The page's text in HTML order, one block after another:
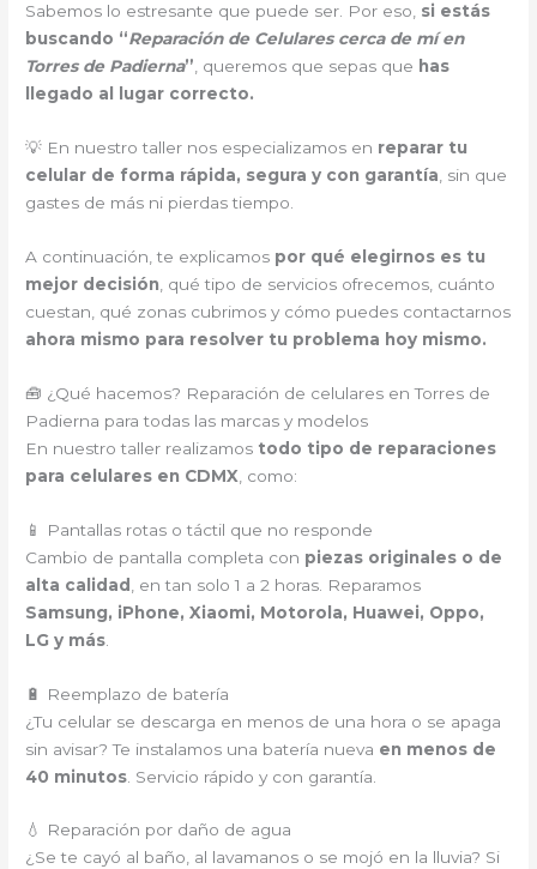
Sabemos lo estresante que puede ser. Por eso, si estás
buscando “Reparación de Celulares cerca de mí en
Torres de Padierna” , queremos que sepas que has
llegado al lugar correcto.
💡 En nuestro taller nos especializamos en reparar tu
celular de forma rápida, segura y con garantía , sin que
gastes de más ni pierdas tiempo.
A continuación, te explicamos por qué elegirnos es tu
mejor decisión , qué tipo de servicios ofrecemos, cuánto
cuestan, qué zonas cubrimos y cómo puedes contactarnos
ahora mismo para resolver tu problema hoy mismo.
🧰 ¿Qué hacemos? Reparación de celulares en Torres de
Padierna para todas las marcas y modelos
En nuestro taller realizamos todo tipo de reparaciones
para celulares en CDMX , como:
📱 Pantallas rotas o táctil que no responde
Cambio de pantalla completa con piezas originales o de
alta calidad
, en tan solo 1 a 2 horas. Reparamos
Samsung, iPhone, Xiaomi, Motorola, Huawei, Oppo,
LG y más
🔋 Reemplazo de batería
¿Tu celular se descarga en menos de una hora o se apaga
sin avisar? Te instalamos una batería nueva en menos de
40 minutos . Servicio rápido y con garantía.
💧 Reparación por daño de agua
¿Se te cayó al baño, al lavamanos o se mojó en la lluvia? Si